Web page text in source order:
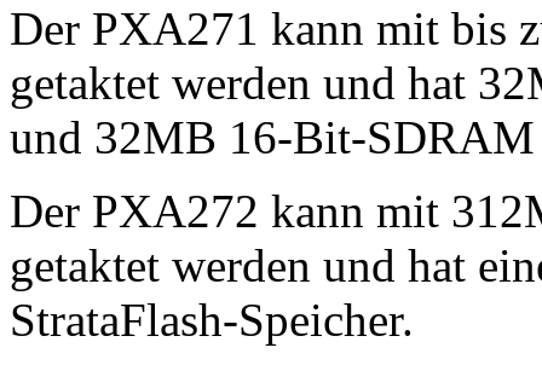
Der PXA271 kann mit bis
getaktet werden und hat
und 32MB 16-Bit-SDRAM
Der PXA272 kann mit
getaktet werden und hat
StrataFlash-Speicher.